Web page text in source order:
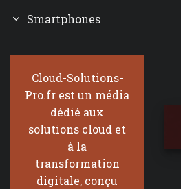
Smartphones
Cloud-Solutions-
Pro.fr est un média
dédié aux
solutions cloud et
à la
transformation
digitale, conçu